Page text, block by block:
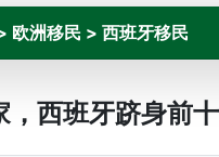
欧洲移民 > 西班牙移民
，西班牙跻身前